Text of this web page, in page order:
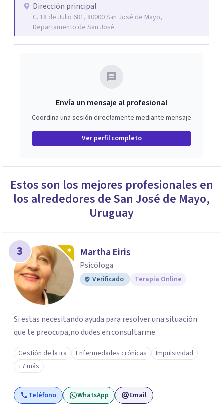
Dirección principal
C. 18 de Julio 681, 80000 San José de Mayo,
Departamento de San José
Envía un mensaje al profesional
Coordina una sesión directamente mediante mensaje
Ver perfil completo
Estos son los mejores profesionales en
los alrededores de San José de Mayo,
Uruguay
3 Martha Eiris
Psicóloga
Verificado Terapia Online
Si estas necesitando ayuda para resolver una situación
que te preocupa,no dudes en consultarme.
Gestión de la ira Enfermedades crónicas
Impulsividad
+7 más
Teléfono WhatsApp Email